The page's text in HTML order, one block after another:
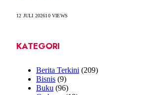
12 JULI 202610VIEWS
KATEGORI
Berita Terkini (209)
Bisnis (9)
Buku (96)